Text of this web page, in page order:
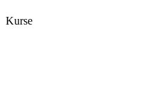
Kurse